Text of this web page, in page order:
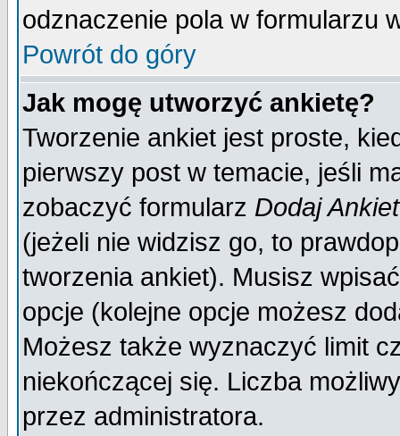
odznaczenie pola w formularzu
Powrót do góry
Jak mogę utworzyć ankietę?
Tworzenie ankiet jest proste,
pierwszy post w temacie, jeśli
zobaczyć formularz Dodaj
(jeżeli nie widzisz go, to
tworzenia ankiet). Musisz
opcje (kolejne opcje możesz
Możesz także wyznaczyć limit
niekończącej się. Liczba
przez administratora.